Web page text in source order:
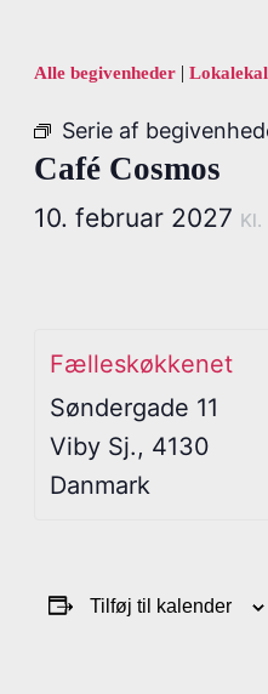
Alle begivenheder |
Serie af
Café Cosmos
10. februar 2027 Kl.
Fælleskøkkenet
Søndergade 11
Viby Sj., 4130
Danmark
Tilføj til kalender